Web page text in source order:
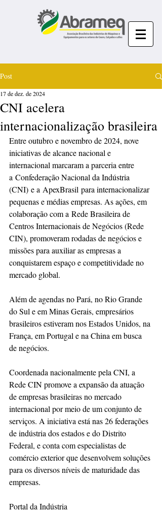
Post
CNI acelera
internacionalização brasileira
17 de dez. de 2024
Entre outubro e novembro de 2024, nove
iniciativas de alcance nacional e
internacional marcaram a parceria entre
a Confederação Nacional da Indústria
(CNI) e a ApexBrasil para internacionalizar
pequenas e médias empresas. As ações, em
colaboração com a Rede Brasileira de
Centros Internacionais de Negócios (Rede
CIN), promoveram rodadas de negócios e
missões para auxiliar as empresas a
conquistarem espaço e competitividade no
mercado global.
Além de agendas no Pará, no Rio Grande
do Sul e em Minas Gerais, empresários
brasileiros estiveram nos Estados Unidos, na
França, em Portugal e na China em busca
de negócios.
Coordenada nacionalmente pela CNI, a
Rede CIN promove a expansão da atuação
de empresas brasileiras no mercado
internacional por meio de um conjunto de
serviços. A iniciativa está nas 26 federações
de indústria dos estados e do Distrito
Federal, e conta com especialistas de
comércio exterior que desenvolvem soluções
para os diversos níveis de maturidade das
empresas.
Portal da Indústria